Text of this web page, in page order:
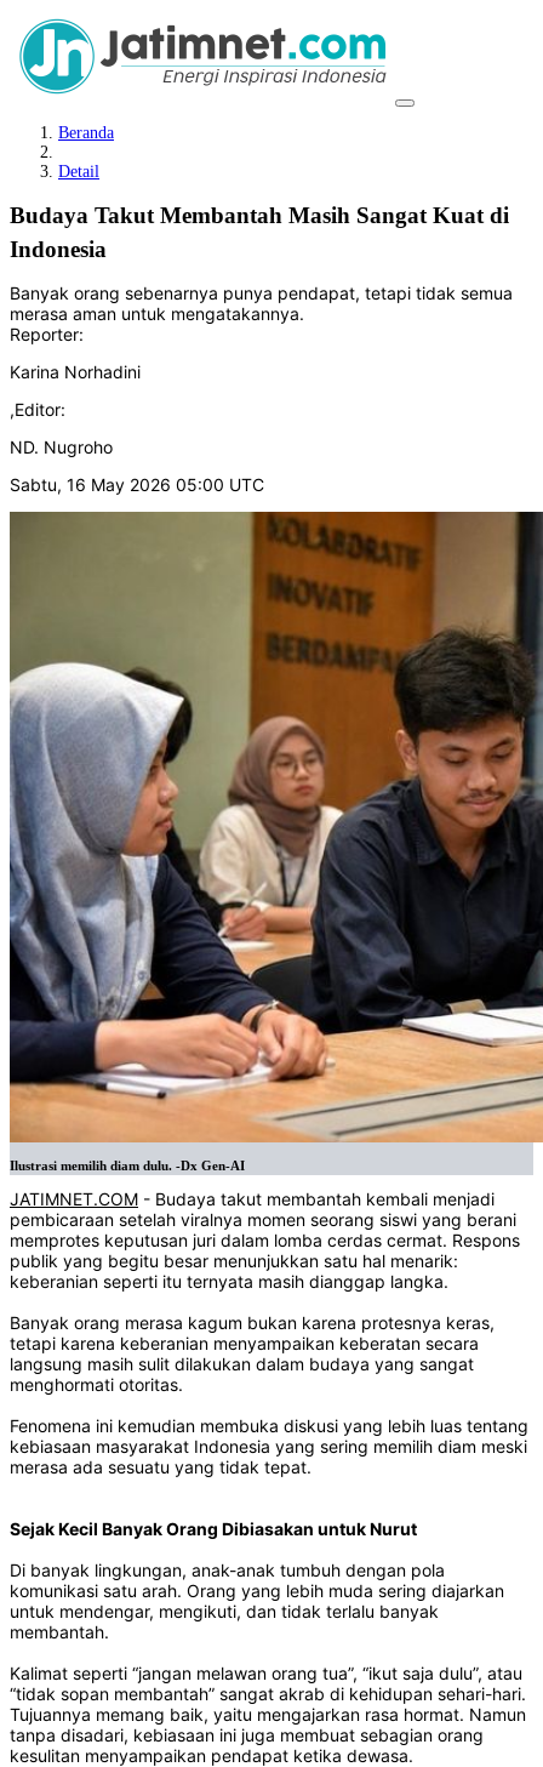
Beranda
Detail
Budaya Takut Membantah Masih Sangat Kuat di
Indonesia
Banyak orang sebenarnya punya pendapat, tetapi tidak semua
merasa aman untuk mengatakannya.
Reporter:
Karina Norhadini
,Editor:
ND. Nugroho
Sabtu, 16 May 2026 05:00 UTC
Ilustrasi memilih diam dulu. -Dx Gen-AI
JATIMNET.COM - Budaya takut membantah kembali menjadi
pembicaraan setelah viralnya momen seorang siswi yang berani
memprotes keputusan juri dalam lomba cerdas cermat. Respons
publik yang begitu besar menunjukkan satu hal menarik:
keberanian seperti itu ternyata masih dianggap langka.
Banyak orang merasa kagum bukan karena protesnya keras,
tetapi karena keberanian menyampaikan keberatan secara
langsung masih sulit dilakukan dalam budaya yang sangat
menghormati otoritas.
Fenomena ini kemudian membuka diskusi yang lebih luas tentang
kebiasaan masyarakat Indonesia yang sering memilih diam meski
merasa ada sesuatu yang tidak tepat.
Sejak Kecil Banyak Orang Dibiasakan untuk Nurut
Di banyak lingkungan, anak-anak tumbuh dengan pola
komunikasi satu arah. Orang yang lebih muda sering diajarkan
untuk mendengar, mengikuti, dan tidak terlalu banyak
membantah.
Kalimat seperti “jangan melawan orang tua”, “ikut saja dulu”, atau
“tidak sopan membantah” sangat akrab di kehidupan sehari-hari.
Tujuannya memang baik, yaitu mengajarkan rasa hormat. Namun
tanpa disadari, kebiasaan ini juga membuat sebagian orang
kesulitan menyampaikan pendapat ketika dewasa.